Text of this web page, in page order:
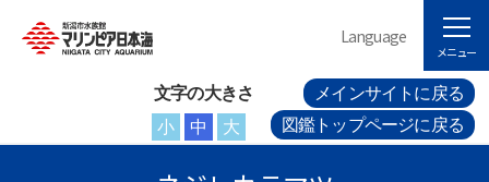
文字の大きさ
小
中 大
メインサイトに戻る
図鑑トップページに戻る
Language
メニュー